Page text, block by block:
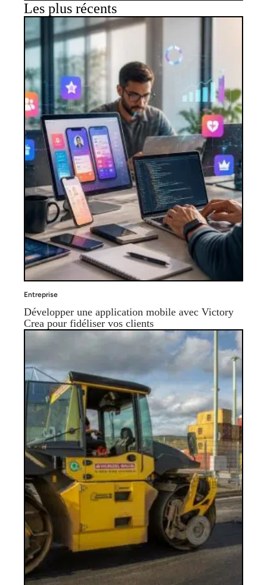
Les plus récents
Entreprise
Développer une application mobile avec Victory
Crea pour fidéliser vos clients